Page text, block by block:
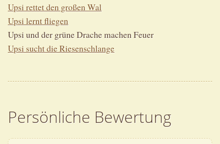
Upsi rettet den großen Wal
Upsi lernt fliegen
Upsi und der grüne Drache machen Feuer
Upsi sucht die Riesenschlange
Persönliche Bewertung